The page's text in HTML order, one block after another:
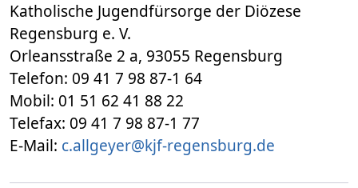
Katholische Jugendfürsorge der Diözese
Regensburg e. V.
Orleansstraße 2 a, 93055 Regensburg
Telefon: 09 41 7 98 87-1 64
Mobil: 01 51 62 41 88 22
Telefax: 09 41 7 98 87-1 77
E-Mail: c.allgeyer@kjf-regensburg.de